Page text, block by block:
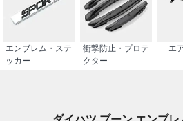
エンブレム・ステ
ッカー
衝撃防止・プロテ
クター
エ